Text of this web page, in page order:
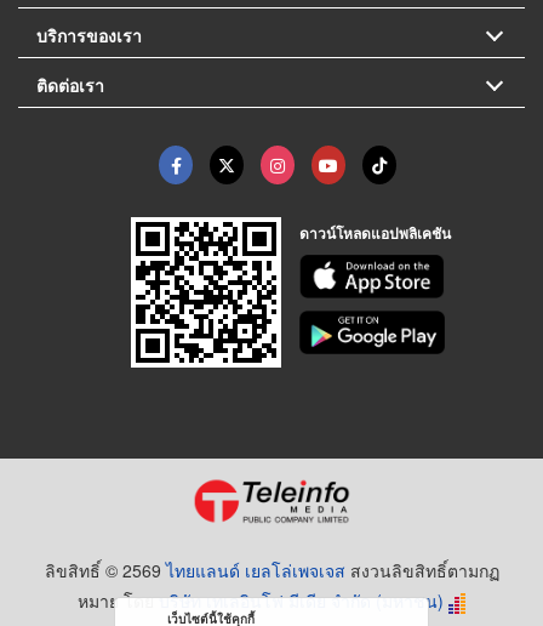
บริการของเรา
ติดต่อเรา
ดาวน์โหลดแอปพลิเคชัน
ลิขสิทธิ์ © 2569ไทยแลนด์ เยลโล่เพจเจส สงวนลิขสิทธิ์ตามกฏ
หมาย โดยบริษัท เทเลอินโฟ มีเดีย จำกัด (มหาชน)
เว็บไซต์นี้ใช้คุกกี้